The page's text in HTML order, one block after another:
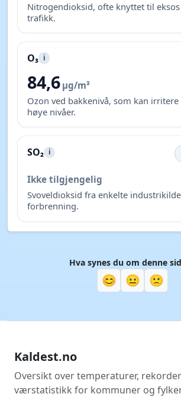
Nitrogendioksid, ofte knyttet til
trafikk.
O₃ i
84,6 µg/m³
Ozon ved bakkenivå, som kan
høye nivåer.
SO₂ i
Ikke tilgjengelig
Svoveldioksid fra enkelte
forbrenning.
Hva synes du om denne
😊 😐 🙁
Kaldest.no
Oversikt over temperaturer,
værstatistikk for kommuner og